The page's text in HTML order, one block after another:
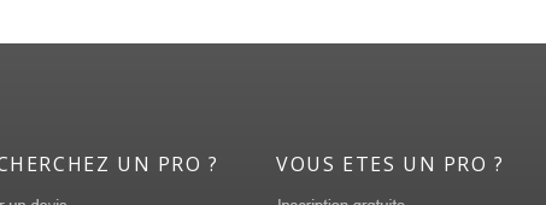
UN PRO ? VOUS ETES UN PRO ?